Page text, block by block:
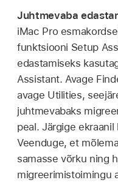
Juhtmevaba
iMac Pro
funktsiooni Setup
edastamiseks
Assistant. Avage
avage Utilities,
juhtmevabaks
peal. Järgige
Veenduge, et
samasse võrku ning
migreerimistoimingu